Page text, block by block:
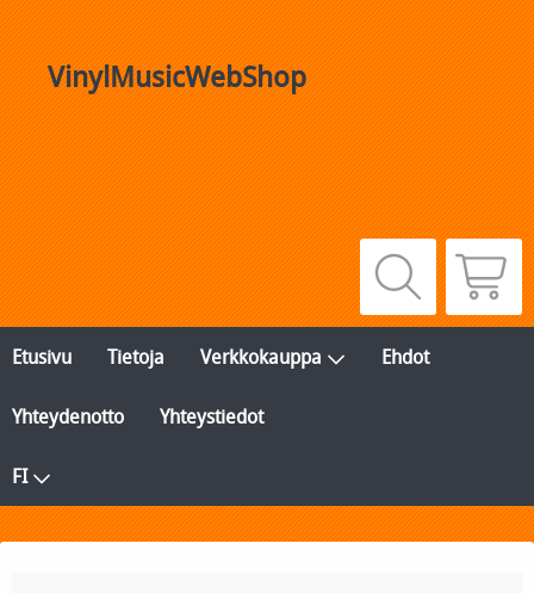
VinylMusicWebShop
Etusivu Tietoja Verkkokauppa Ehdot
Yhteydenotto Yhteystiedot
FI